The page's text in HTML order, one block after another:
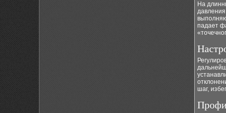
На
падает
шаг,